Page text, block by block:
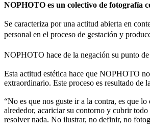
NOPHOTO es un colectivo de fotografía
Se caracteriza por una actitud abierta en
personal en el proceso de gestación y
NOPHOTO hace de la negación su punto
Esta actitud estética hace que NOPHOTO
extraordinario. Este proceso es resultado de
“No es que nos guste ir a la contra, es que
alrededor, acariciar su contorno y cubrir
resolver nada. No ilustrar, no definir, no